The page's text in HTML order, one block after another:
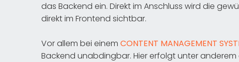
das Backend ein. Direkt im Anschluss wird die
direkt im Frontend sichtbar.
Vor allem bei einem CONTENT MANAGEMENT
Backend unabdingbar. Hier erfolgt unter